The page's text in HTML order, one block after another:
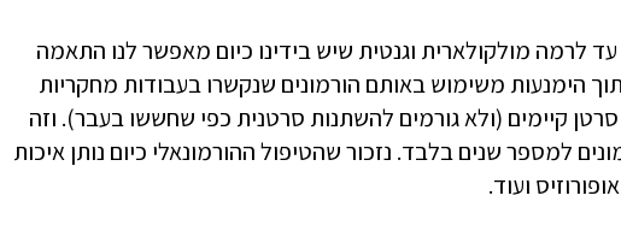
לרמה מולקולארית וגנטית שיש בידינו כיום מאפשר לנו התאמה
הימנעות משימוש באותם הורמונים שנקשרו בעבודות מחקריות
קיימים (ולא גורמים להשתנות סרטנית כפי שחששו בעבר). וזה
למספר שנים בלבד. נזכור שהטיפול ההורמונאלי כיום נותן איכות
ועוד.